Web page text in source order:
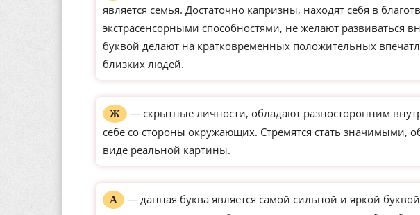
является семья. Достаточно капризны, находят себя в
экстрасенсорными способностями, не желают развиваться
буквой делают на кратковременных положительных
близких людей.
Ж
— скрытные личности, обладают разносторонним
себе со стороны окружающих. Стремятся стать значимыми,
виде реальной картины.
А
— данная буква является самой сильной и яркой